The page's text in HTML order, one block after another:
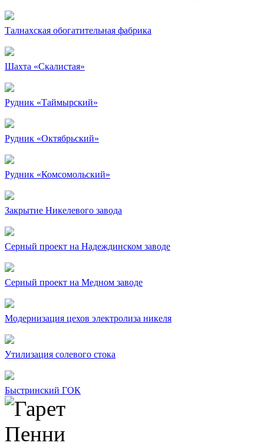
Талнахская обогатительная фабрика
Шахта «Скалистая»
Рудник «Таймырский»
Рудник «Октябрьский»
Рудник «Комсомольский»
Закрытие Никелевого завода
Серный проект на Надеждинском заводе
Серный проект на Медном заводе
Модернизация цехов электролиза никеля
Утилизация солевого стока
Быстринский ГОК